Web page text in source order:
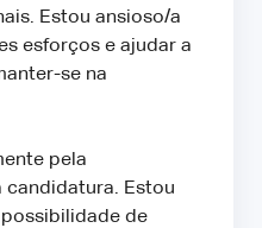
Estou ansioso/a
esforços e ajudar a
se na
pela
candidatura. Estou
de